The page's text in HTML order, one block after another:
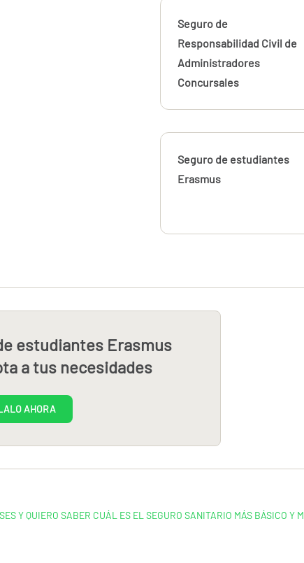
Seguro de
Responsabilidad Civil de
Administradores
Concursales
Seguro de estudiantes
Erasmus
estudiantes Erasmus
a tus necesidades
AHORA
Y QUIERO SABER CUÁL ES EL SEGURO SANITARIO MÁS BÁSICO Y